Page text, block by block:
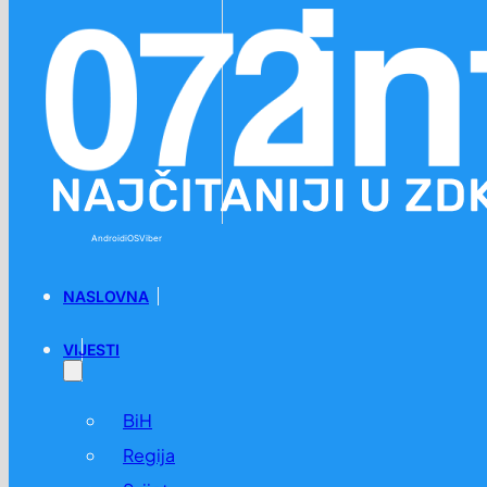
AndroidiOSViber
NASLOVNA
VIJESTI
BiH
Regija